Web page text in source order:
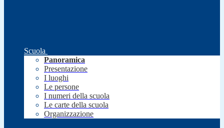
Scuola
Panoramica
Presentazione
I luoghi
Le persone
I numeri della scuola
Le carte della scuola
Organizzazione